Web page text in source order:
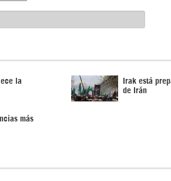
la Irak está
de Irán
más